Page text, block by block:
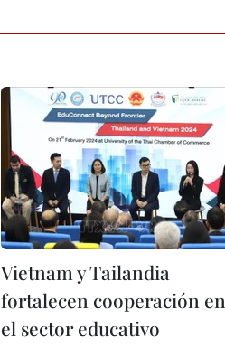
Vietnam y Tailandia
fortalecen cooperación en
el sector educativo